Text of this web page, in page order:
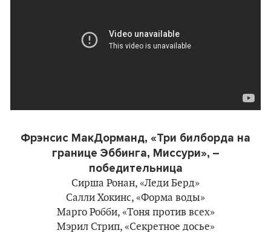
Фрэнсис МакДорманд, «Три билборда на
границе Эббинга, Миссури», –
победительница
Сирша Ронан, «Леди Берд»
Салли Хокинс, «Форма воды»
Марго Робби, «Тоня против всех»
Мэрил Стрип, «Секретное досье»